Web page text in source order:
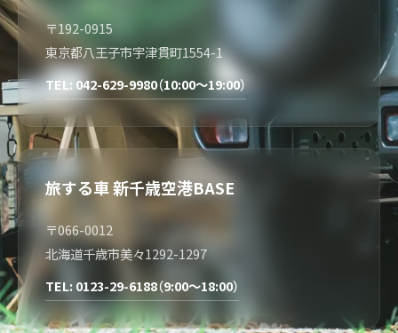
〒192-0915
東京都八王子市宇津貫町1554-1
TEL: 042-629-9980（10:00～19:00）
旅する車 新千歳空港BASE
〒066-0012
北海道千歳市美々1292-1297
TEL: 0123-29-6188（9:00～18:00）